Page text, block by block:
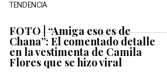
TENDENCIA
FOTO | “Amiga eso es de
Chana”: El comentado detalle
en la vestimenta de Camila
Flores que se hizo viral